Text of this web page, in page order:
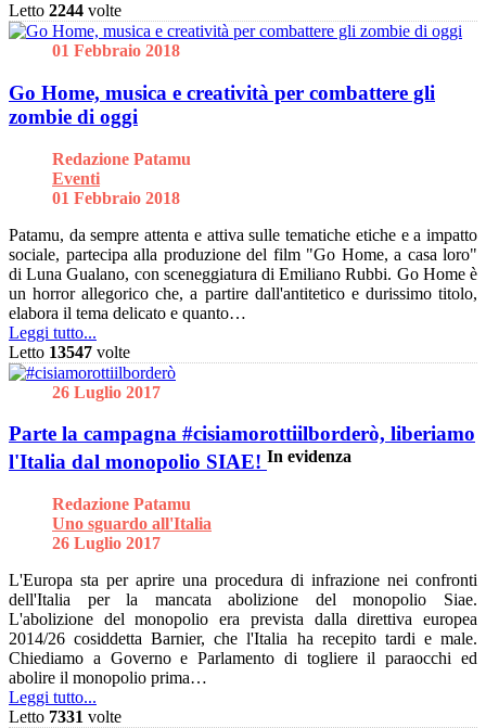
Letto 2244 volte
01 Febbraio 2018
Go Home, musica e creatività per combattere gli
zombie di oggi
Redazione Patamu
Eventi
01 Febbraio 2018
Patamu, da sempre attenta e attiva sulle tematiche etiche e a impatto
sociale, partecipa alla produzione del film "Go Home, a casa loro"
di Luna Gualano, con sceneggiatura di Emiliano Rubbi. Go Home è
un horror allegorico che, a partire dall'antitetico e durissimo titolo,
elabora il tema delicato e quanto…
Leggi tutto...
Letto 13547 volte
26 Luglio 2017
Parte la campagna #cisiamorottiilborderò, liberiamo
l'Italia dal monopolio SIAE! In evidenza
Redazione Patamu
Uno sguardo all'Italia
26 Luglio 2017
L'Europa sta per aprire una procedura di infrazione nei confronti
dell'Italia per la mancata abolizione del monopolio Siae.
L'abolizione del monopolio era prevista dalla direttiva europea
2014/26 cosiddetta Barnier, che l'Italia ha recepito tardi e male.
Chiediamo a Governo e Parlamento di togliere il paraocchi ed
abolire il monopolio prima…
Leggi tutto...
Letto 7331 volte